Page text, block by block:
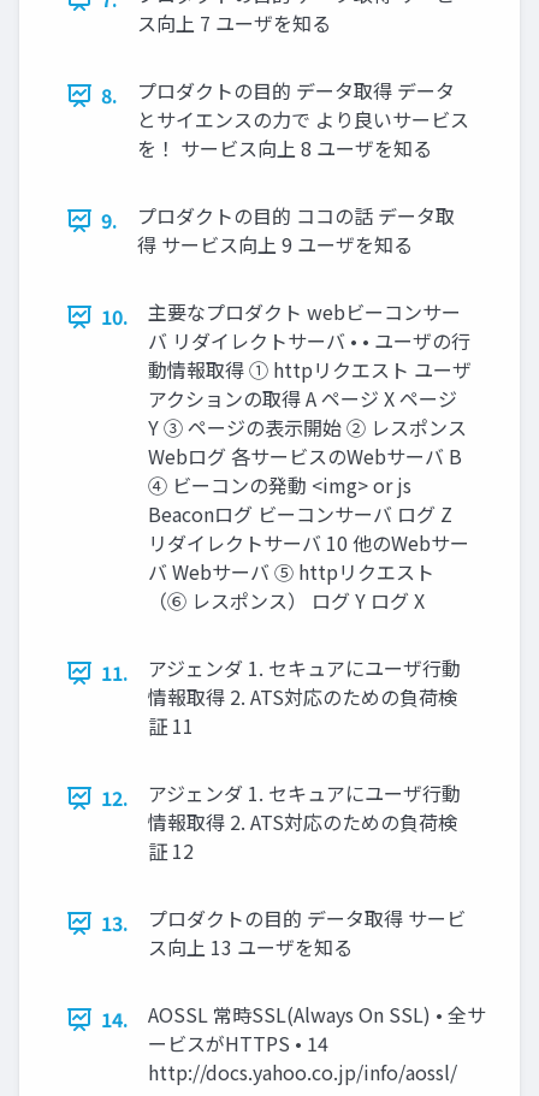
ス向上 7 ユーザを知る
8.
プロダクトの目的 データ取得 データ
とサイエンスの力で より良いサービス
を！ サービス向上 8 ユーザを知る
9.
プロダクトの目的 ココの話 データ取
得 サービス向上 9 ユーザを知る
10.
主要なプロダクト webビーコンサー
バ リダイレクトサーバ • • ユーザの行
動情報取得 ① httpリクエスト ユーザ
アクションの取得 A ページ X ページ
Y ③ ページの表示開始 ② レスポンス
Webログ 各サービスのWebサーバ B
④ ビーコンの発動 <img> or js
Beaconログ ビーコンサーバ ログ Z
リダイレクトサーバ 10 他のWebサー
バ Webサーバ ⑤ httpリクエスト
（⑥ レスポンス） ログ Y ログ X
11.
アジェンダ 1. セキュアにユーザ行動
情報取得 2. ATS対応のための負荷検
証 11
12.
アジェンダ 1. セキュアにユーザ行動
情報取得 2. ATS対応のための負荷検
証 12
13.
プロダクトの目的 データ取得 サービ
ス向上 13 ユーザを知る
14.
AOSSL 常時SSL(Always On SSL) • 全サ
ービスがHTTPS • 14
http://docs.yahoo.co.jp/info/aossl/